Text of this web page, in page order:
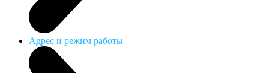
Адрес и режим работы